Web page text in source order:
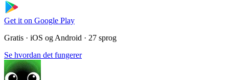
Get it on Google Play
Gratis · iOS og Android · 27 sprog
Se hvordan det fungerer